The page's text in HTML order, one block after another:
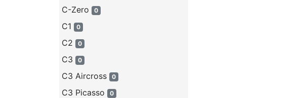
C-Zero 0
C1 0
C2 0
C3 0
C3 Aircross 0
C3 Picasso 0